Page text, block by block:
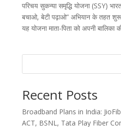
परिचय सुकन्या समृद्धि योजना (SSY)
बचाओ, बेटी पढ़ाओ” अभियान के तहत
यह योजना माता-पिता को अपनी बालिका
Recent Posts
Broadband Plans in India:
ACT, BSNL, Tata Play Fiber